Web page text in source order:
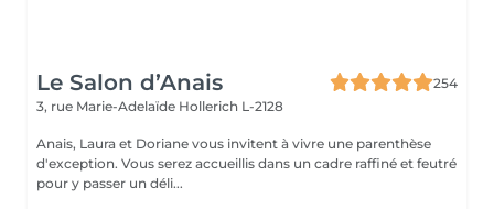
Le Salon d’Anais
254
3, rue Marie-Adelaïde Hollerich L-2128
Anais, Laura et Doriane vous invitent à vivre une parenthèse
d'exception. Vous serez accueillis dans un cadre raffiné et feutré
pour y passer un déli...